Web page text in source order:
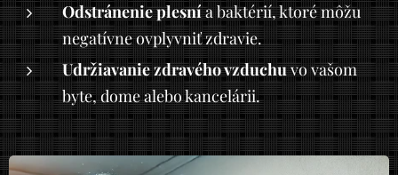
Odstránenie plesnía baktérií, ktoré môžu
negatívne ovplyvniť zdravie.
Udržiavanie zdravého vzduchuvo vašom
byte, dome alebo kancelárii.